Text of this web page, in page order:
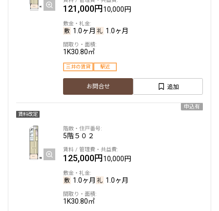
184,000円15,000円
1.0ヶ月 1.0ヶ月
1LDK 40.03㎡
三井の賃貸
お問合せ 追加
2階 ２０１
199,000円20,000円
1.0ヶ月
2LDK 44.46㎡
121,000円10,000円
1.0ヶ月 1.0ヶ月
1K30.80㎡
三井の賃貸 駅近
お問合せ 追加
賃料改定
申込有
5階５０２
125,000円10,000円
1.0ヶ月 1.0ヶ月
1K30.80㎡